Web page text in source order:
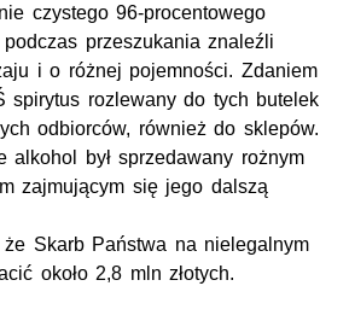
czystego 96-procentowego
przeszukania znaleźli
i o różnej pojemności. Zdaniem
spirytus rozlewany do tych butelek
odbiorców, również do sklepów.
alkohol był sprzedawany rożnym
zajmującym się jego dalszą
Skarb Państwa na nielegalnym
około 2,8 mln złotych.